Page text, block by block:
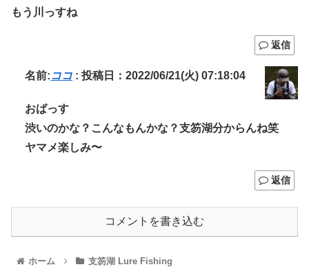
もう川っすね
返信
名前:ココ : 投稿日：2022/06/21(火) 07:18:04
おばっす
渋いのかな？こんなもんかな？支笏湖分からんね笑
ヤマメ楽しみ〜
返信
コメントを書き込む
ホーム 支笏湖 Lure Fishing